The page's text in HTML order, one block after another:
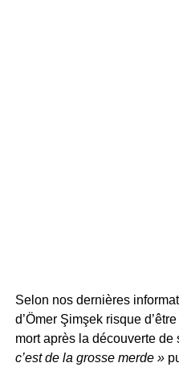
Selon nos dernières
d’Ömer Şimşek risque
mort après la découverte de
c’est de la grosse merde »